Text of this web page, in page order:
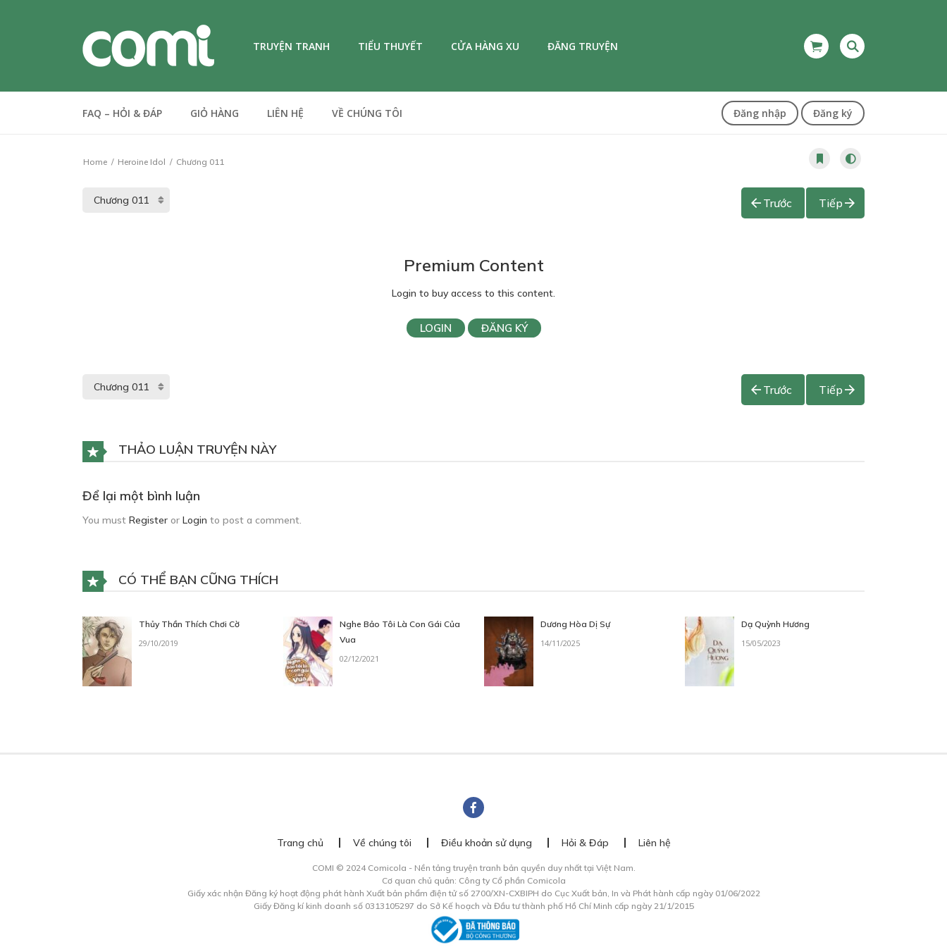
TRUYỆN TRANH TIỂU THUYẾT CỬA HÀNG XU ĐĂNG TRUYỆN
FAQ – HỎI & ĐÁP GIỎ HÀNG LIÊN HỆ VỀ CHÚNG TÔI Đăng nhập Đăng ký
Home Heroine Idol Chương 011
Trước Tiếp
Premium Content
Login to buy access to this content.
LOGIN ĐĂNG KÝ
Trước Tiếp
THẢO LUẬN TRUYỆN NÀY
Để lại một bình luận
You must Register or Login to post a comment.
CÓ THỂ BẠN CŨNG THÍCH
Thủy Thần Thích Chơi Cờ
29/10/2019
Nghe Bảo Tôi Là Con Gái Của
Vua
02/12/2021
Dương Hòa Dị Sự
14/11/2025
Dạ Quỳnh Hương
15/05/2023
Trang chủ Về chúng tôi Điều khoản sử dụng Hỏi & Đáp Liên hệ
COMI © 2024 Comicola - Nền tảng truyện tranh bản quyền duy nhất tại Việt Nam.
Cơ quan chủ quản: Công ty Cổ phần Comicola
Giấy xác nhận Đăng ký hoạt động phát hành Xuất bản phẩm điện tử số 2700/XN-CXBIPH do Cục Xuất bản, In và Phát hành cấp ngày 01/06/2022
Giấy Đăng kí kinh doanh số 0313105297 do Sở Kế hoạch và Đầu tư thành phố Hồ Chí Minh cấp ngày 21/1/2015